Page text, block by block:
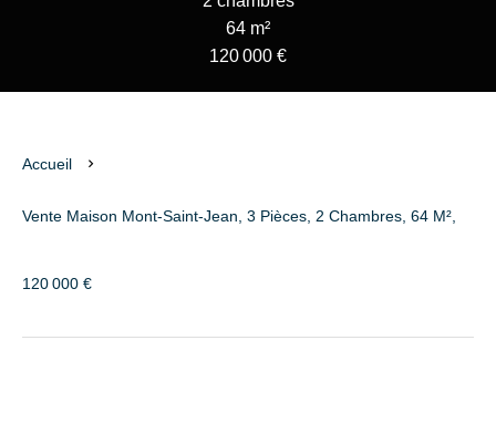
64 m²
120 000 €
Accueil
Vente Maison Mont-Saint-Jean, 3 Pièces, 2 Chambres, 64 M²,
120 000 €